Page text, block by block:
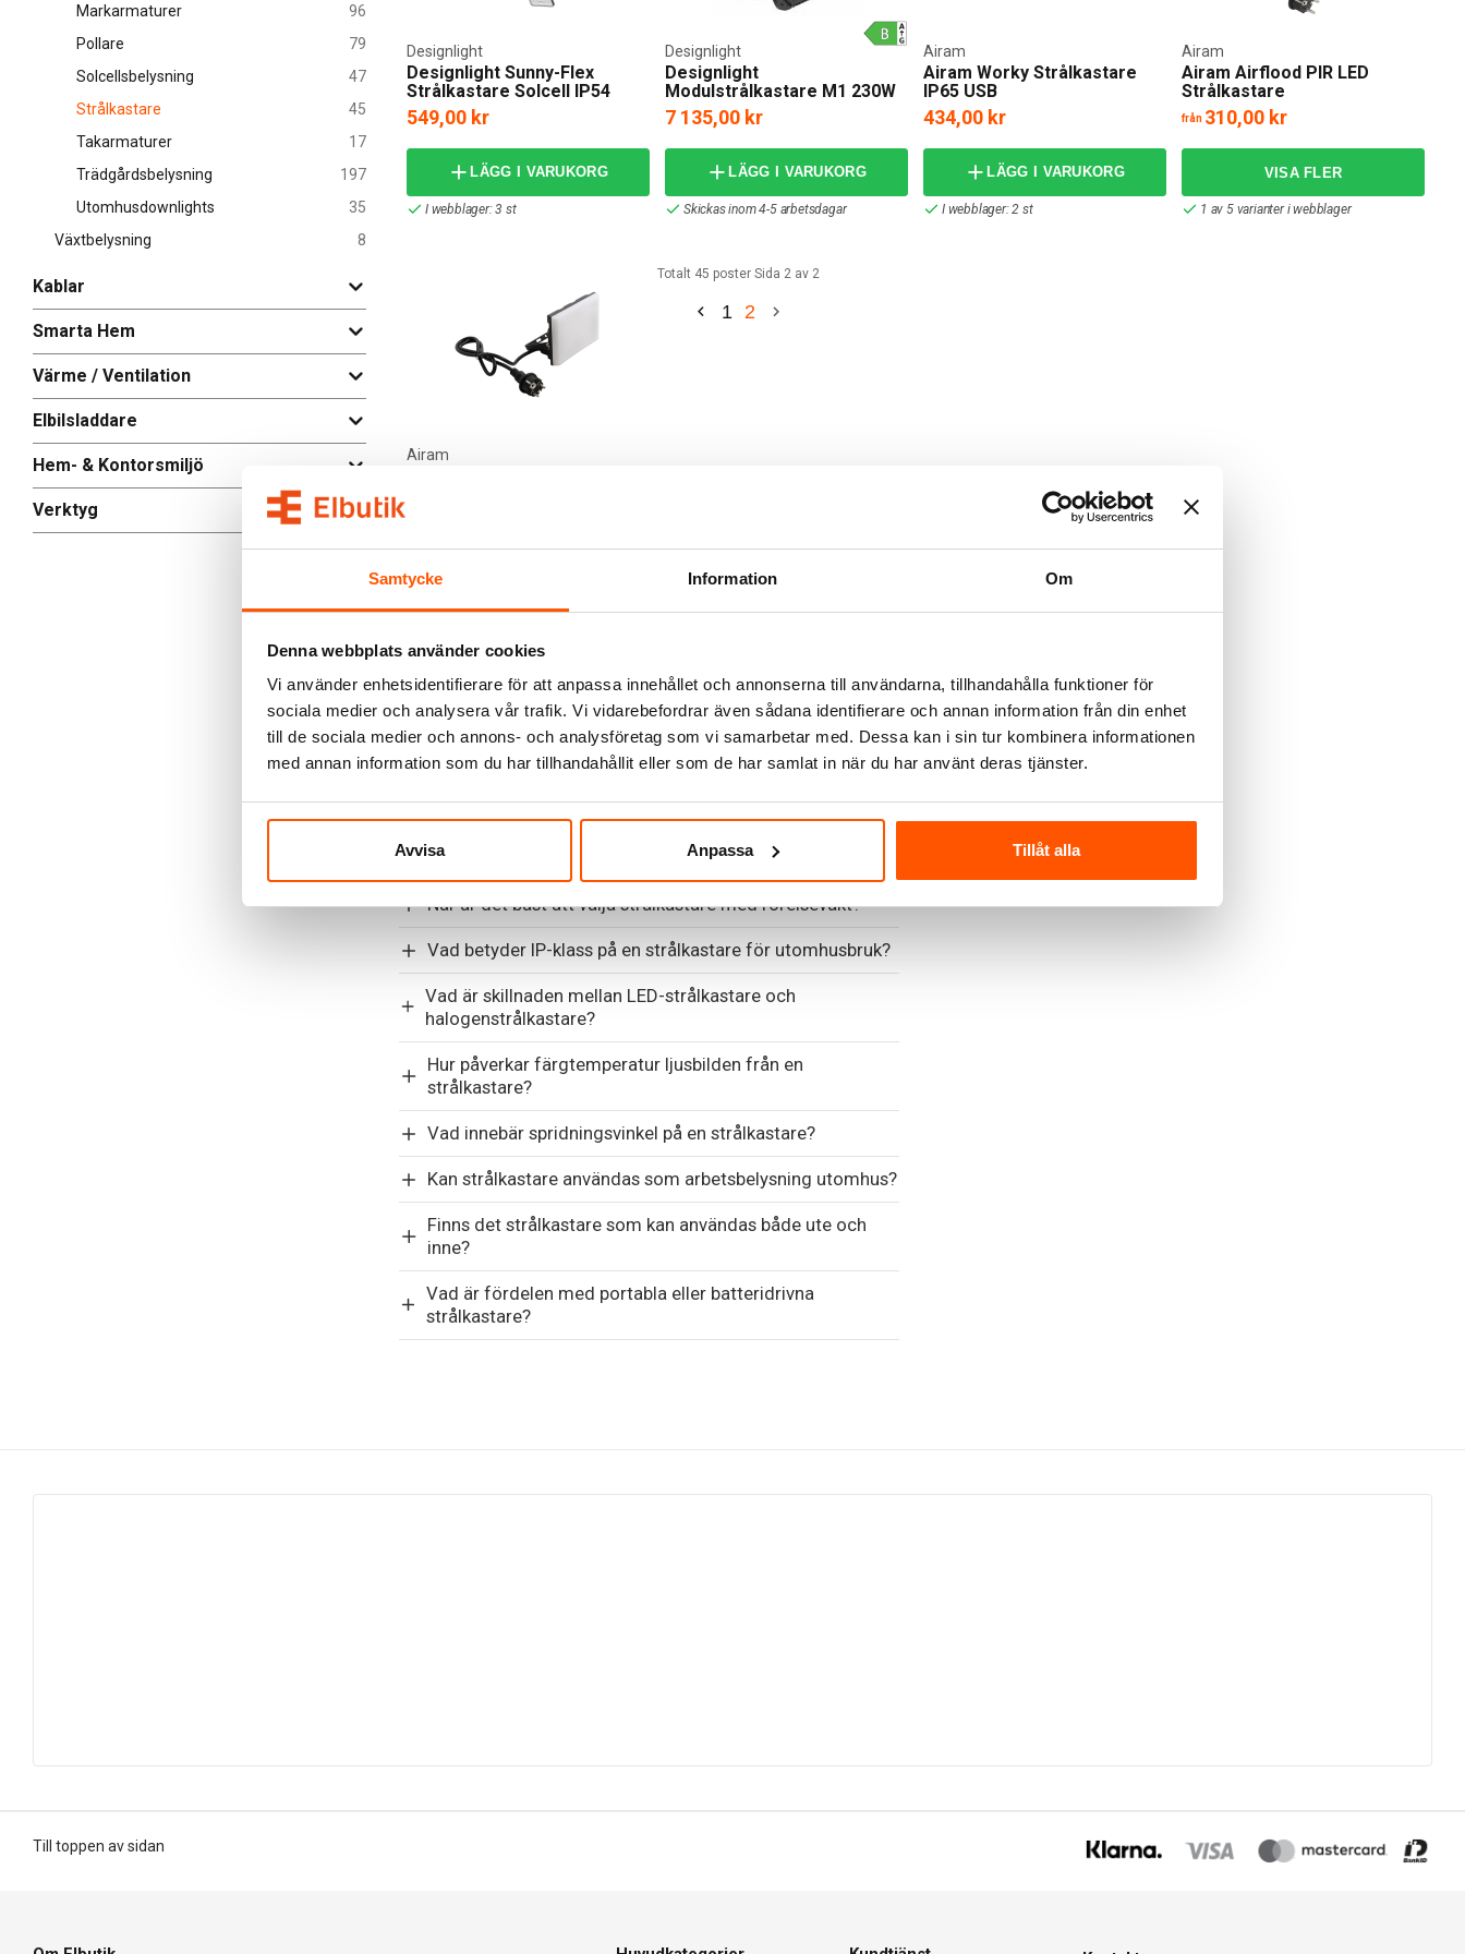
Samtycke Information Om
Denna webbplats använder cookies
Vi använder enhetsidentifierare för att anpassa innehållet och annonserna till användarna, tillhandahålla funktioner för
sociala medier och analysera vår trafik. Vi vidarebefordrar även sådana identifierare och annan information från din enhet
till de sociala medier och annons- och analysföretag som vi samarbetar med. Dessa kan i sin tur kombinera informationen
med annan information som du har tillhandahållit eller som de har samlat in när du har använt deras tjänster.
Avvisa Anpassa Tillåt alla
Markarmaturer
96
Pollare
79
Solcellsbelysning
47
Strålkastare
45
Takarmaturer
17
Trädgårdsbelysning
197
Utomhusdownlights
35
Växtbelysning
8
Kablar
Smarta Hem
Värme / Ventilation
Elbilsladdare
Hem- & Kontorsmiljö
Verktyg
alternativ. Med LED-lampor sparar du även pengar eftersom de är mer hållbara och sänker dina elkostnader. En annan fördel är att LED-lampor inte
genererar värme på samma sätt som exempelvis halogenlampor och därför kan ses som ett tryggare val av lampa.
Strålkastare smidigt online
Vi erbjuder strålkastare i många olika modeller och prisklasser. Här kan du till exempel hitta en LED-strålkastare 100 W eller 50 W, en strålkastare med
beställningen över 999 kronor bjuder vi på frakten.
Designlight Sunny-Flex
Strålkastare Solcell IP54
3,6W PIR
Designlight
549,00 kr
LÄGG I VARUKORG
I webblager: 3 st
Designlight
Modulstrålkastare M1 230W
Designlight
7 135,00 kr
LÄGG I VARUKORG
Skickas inom 4-5 arbetsdagar
Airam Worky Strålkastare
IP65 USB
Airam
434,00 kr
LÄGG I VARUKORG
I webblager: 2 st
Airam Airflood PIR LED
Strålkastare
Airam
från 310,00 kr
1 av 5 varianter i webblager
Airam
1 av 3 varianter i webblager
Totalt 45 poster Sida 2 av 2
1 2
Strålkastare
Vad är skillnaden mellan en strålkastare och en vanlig
eller fasad?
När är det bäst att välja strålkastare med rörelsevakt?
Vad betyder IP-klass på en strålkastare för utomhusbruk?
Vad är skillnaden mellan LED-strålkastare och
halogenstrålkastare?
Hur påverkar färgtemperatur ljusbilden från en
strålkastare?
Vad innebär spridningsvinkel på en strålkastare?
Kan strålkastare användas som arbetsbelysning utomhus?
Finns det strålkastare som kan användas både ute och
inne?
Vad är fördelen med portabla eller batteridrivna
strålkastare?
Till toppen av sidan